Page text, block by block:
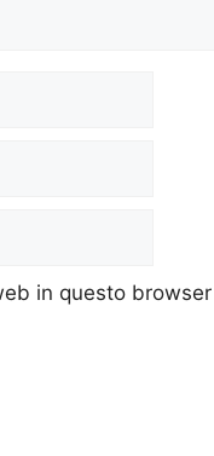
in questo